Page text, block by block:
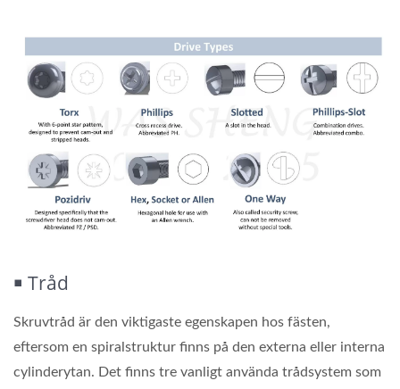
￭ Tråd
Skruvtråd är den viktigaste egenskapen hos fästen,
eftersom en spiralstruktur finns på den externa eller interna
cylinderytan. Det finns tre vanligt använda trådsystem som